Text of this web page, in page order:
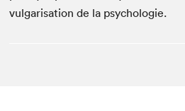
vulgarisation de la psychologie.